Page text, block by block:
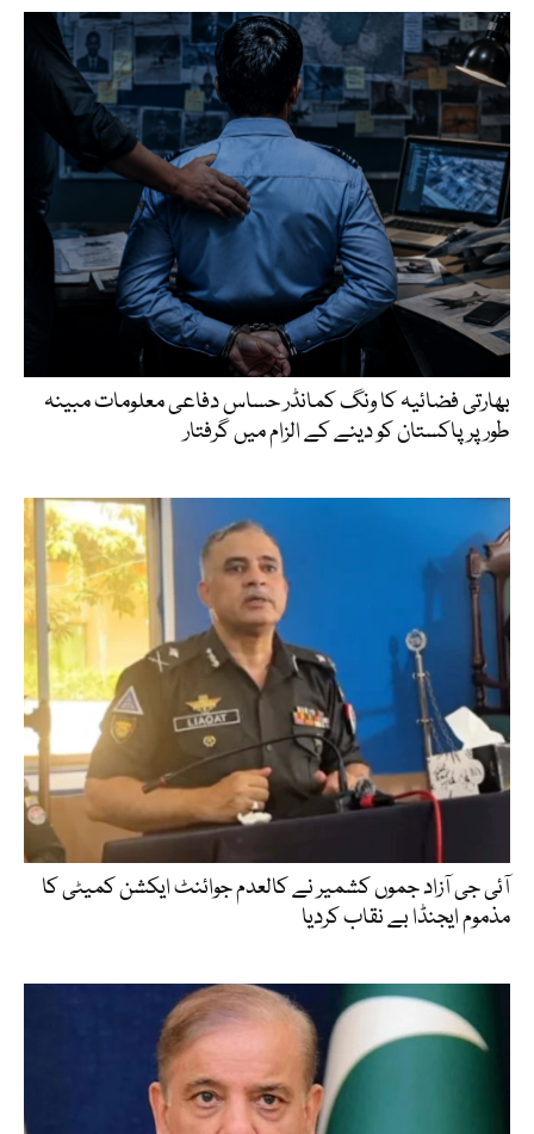
بھارتی فضائیہ کا ونگ کمانڈر حساس دفاعی معلومات مبینہ
طور پر پاکستان کو دینے کے الزام میں گرفتار
آئی جی آزاد جموں کشمیر نے کالعدم جوائنٹ ایکشن کمیٹی کا
مذموم ایجنڈا بے نقاب کردیا